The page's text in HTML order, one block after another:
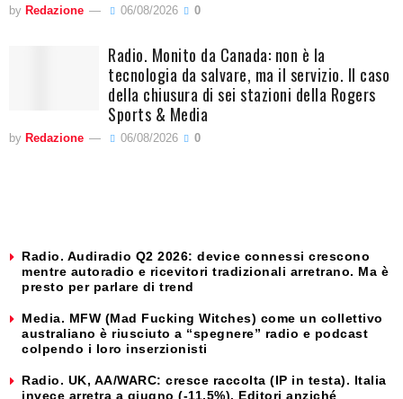
by Redazione 06/08/2026 0
Radio. Monito da Canada: non è la
tecnologia da salvare, ma il servizio. Il caso
della chiusura di sei stazioni della Rogers
Sports & Media
by Redazione 06/08/2026 0
Radio. Audiradio Q2 2026: device connessi crescono
mentre autoradio e ricevitori tradizionali arretrano. Ma è
presto per parlare di trend
Media. MFW (Mad Fucking Witches) come un collettivo
australiano è riusciuto a “spegnere” radio e podcast
colpendo i loro inserzionisti
Radio. UK, AA/WARC: cresce raccolta (IP in testa). Italia
invece arretra a giugno (-11,5%). Editori anziché